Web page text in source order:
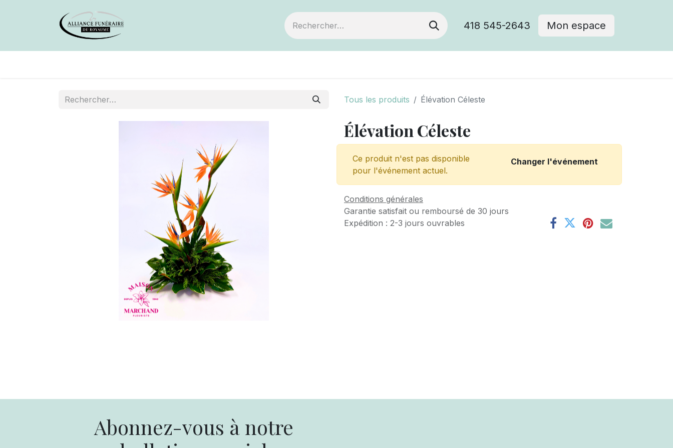
418 545-2643 Mon espace
Tous les produits Élévation Céleste
Élévation Céleste
Ce produit n'est pas disponible
pour l'événement actuel.
Changer l'événement
Conditions générales
Garantie satisfait ou remboursé de 30 jours
Expédition : 2-3 jours ouvrables
Abonnez-vous à notre